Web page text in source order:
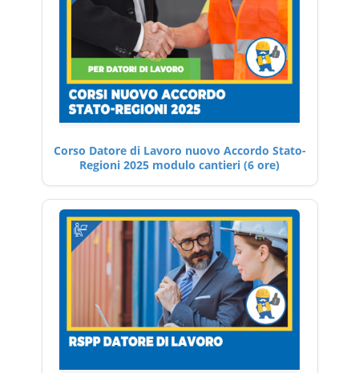
Corso Datore di Lavoro nuovo Accordo Stato-
Regioni 2025 modulo cantieri (6 ore)